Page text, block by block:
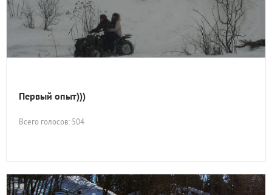
Первый опыт)))
Всего голосов: 504